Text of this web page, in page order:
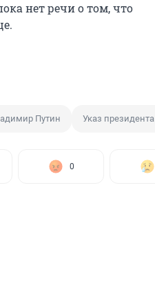
нет речи о том, что
Путин Указ президента
0